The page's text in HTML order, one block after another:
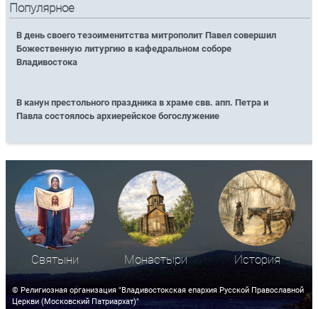
Популярное
В день своего тезоименитства митрополит Павел совершил
Божественную литургию в кафедральном соборе
Владивостока
В канун престольного праздника в храме свв. апп. Петра и
Павла состоялось архиерейское богослужение
Святыни Монастыри История
© Религиозная организация "Владивостокская епархия Русской Православной
Церкви (Московский Патриархат)"